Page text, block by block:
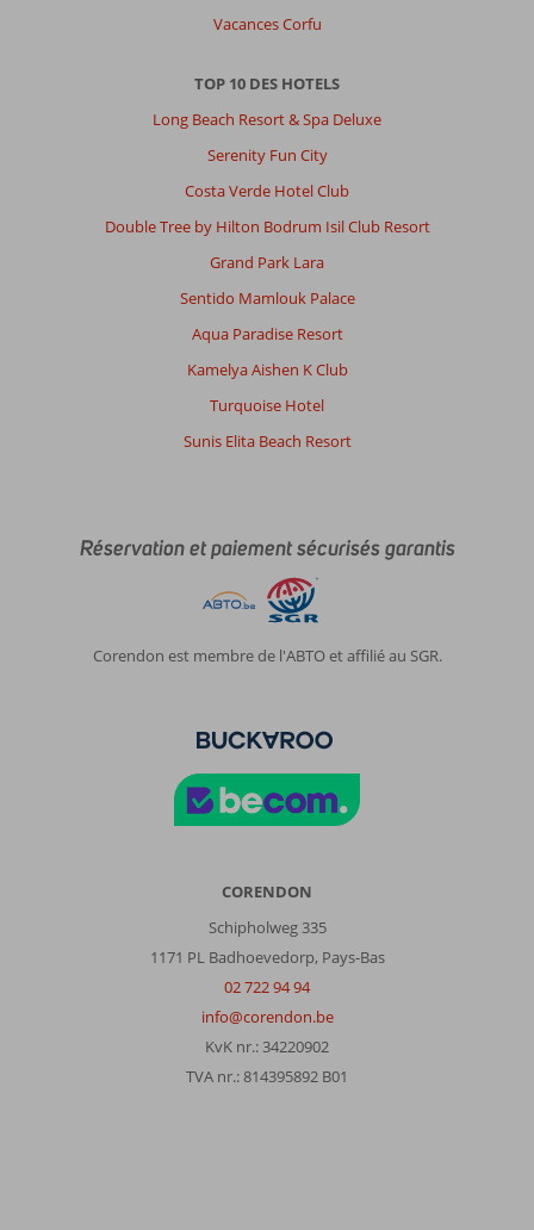
Vacances Corfu
TOP 10 DES HOTELS
Long Beach Resort & Spa Deluxe
Serenity Fun City
Costa Verde Hotel Club
Double Tree by Hilton Bodrum Isil Club Resort
Grand Park Lara
Sentido Mamlouk Palace
Aqua Paradise Resort
Kamelya Aishen K Club
Turquoise Hotel
Sunis Elita Beach Resort
Réservation et paiement sécurisés garantis
Corendon est membre de l'ABTO et affilié au SGR.
CORENDON
Schipholweg 335
1171 PL Badhoevedorp, Pays-Bas
02 722 94 94
info@corendon.be
KvK nr.: 34220902
TVA nr.: 814395892 B01